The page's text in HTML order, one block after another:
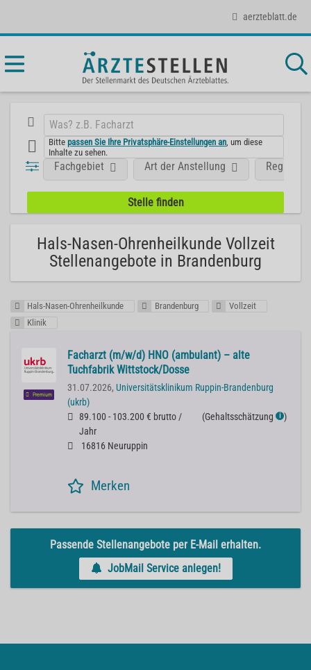
aerzteblatt.de
Bittepassen Sie Ihre Privatsphäre-Einstellungen an , um diese
Inhalte zu sehen.
Fachgebiet Art der Anstellung Region
Hals-Nasen-Ohrenheilkunde Vollzeit
Stellenangebote in Brandenburg
Hals-Nasen-Ohrenheilkunde Brandenburg
Vollzeit
Klinik
Premium
Facharzt (m/w/d) HNO (ambulant) – alte
Tuchfabrik Wittstock/Dosse
31.07.2026, Universitätsklinikum Ruppin-Brandenburg
(ukrb)
89.100 - 103.200 € brutto /
Jahr
(Gehaltsschätzung ℹ )
16816 Neuruppin
Merken
Passende Stellenangebote per E-Mail erhalten.
JobMail Service anlegen!